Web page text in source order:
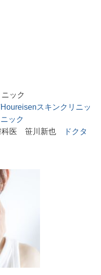
ニック
スキンクリニッ
ック
科医 笹川新也
ドクタ